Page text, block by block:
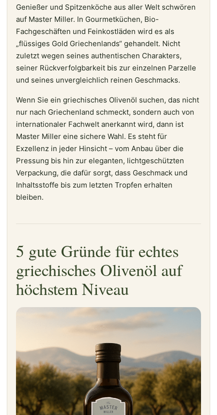
Genießer und Spitzenköche aus aller Welt schwören
auf Master Miller. In Gourmetküchen, Bio-
Fachgeschäften und Feinkostläden wird es als
„flüssiges Gold Griechenlands“ gehandelt. Nicht
zuletzt wegen seines authentischen Charakters,
seiner Rückverfolgbarkeit bis zur einzelnen Parzelle
und seines unvergleichlich reinen Geschmacks.
Wenn Sie ein griechisches Olivenöl suchen, das nicht
nur nach Griechenland schmeckt, sondern auch von
internationaler Fachwelt anerkannt wird, dann ist
Master Miller eine sichere Wahl. Es steht für
Exzellenz in jeder Hinsicht – vom Anbau über die
Pressung bis hin zur eleganten, lichtgeschützten
Verpackung, die dafür sorgt, dass Geschmack und
Inhaltsstoffe bis zum letzten Tropfen erhalten
bleiben.
5 gute Gründe für echtes
griechisches Olivenöl auf
höchstem Niveau